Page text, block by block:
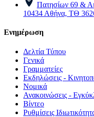
Πατησίων 69 &
10434 Αθήνα, ΤΘ
Ενημέρωση
Δελτία Τύπου
Γενικά
Γραμματείες
Εκδηλώσεις -
Νομικά
Ανακοινώσεις -
Βίντεο
Ρυθμίσεις